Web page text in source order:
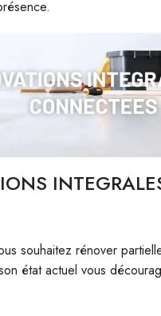
souhaitez rénover
état actuel vous